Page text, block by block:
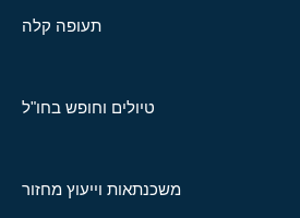
תעופה קלה
טיולים וחופש בחו"ל
משכנתאות וייעוץ מחזור